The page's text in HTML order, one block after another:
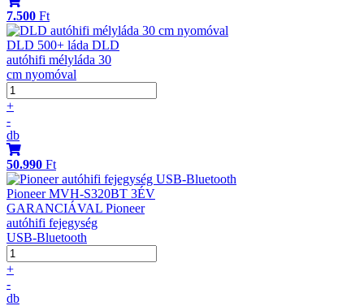
7.500 Ft
DLD 500+ láda DLD
autóhifi mélyláda 30
cm nyomóval
+
-
db
50.990 Ft
Pioneer MVH-S320BT 3ÉV
GARANCIÁVAL Pioneer
autóhifi fejegység
USB-Bluetooth
+
-
db